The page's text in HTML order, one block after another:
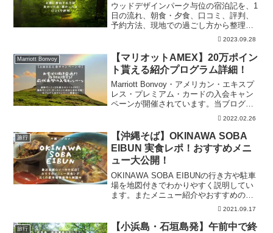
ウッドデザインパーク与位の宿泊記を、1
日の流れ、朝食・夕食、口コミ、評判、
予約方法、現地での過ごし方から整理。
予約前に設備、食事内容、アクセス、料
子連れや滞在時の注意点を確認できま
す。
2023.09.28
Marriott Bonvoy
【マリオットAMEX】20万ポイン
ト貰える紹介プログラム詳細！
Marriott Bonvoy・アメリカン・エキスプ
レス・プレミアム・カードの入会キャン
ペーンが開催されています。当ブログか
らの紹介で条件を達成すれば20万ポイン
トを進呈！日本円換算にすると約20万〜
41万程度の価値！ハワイ２往復も可能な
キャンペーン開催中！
2022.02.26
旅行
【沖縄そば】OKINAWA SOBA
EIBUN 実食レポ！おすすめメニ
ュー大公開！
OKINAWA SOBA EIBUNの行き方や駐車
場を地図付きでわかりやすく説明してい
ます。またメニュー紹介やおすすめのソ
ーキそばの実食レポートも掲載中！最後
に口コミ評価などのみんなの声を集めて
掲載しています！
2021.09.17
旅行
【小浜島・石垣島発】午前中で終